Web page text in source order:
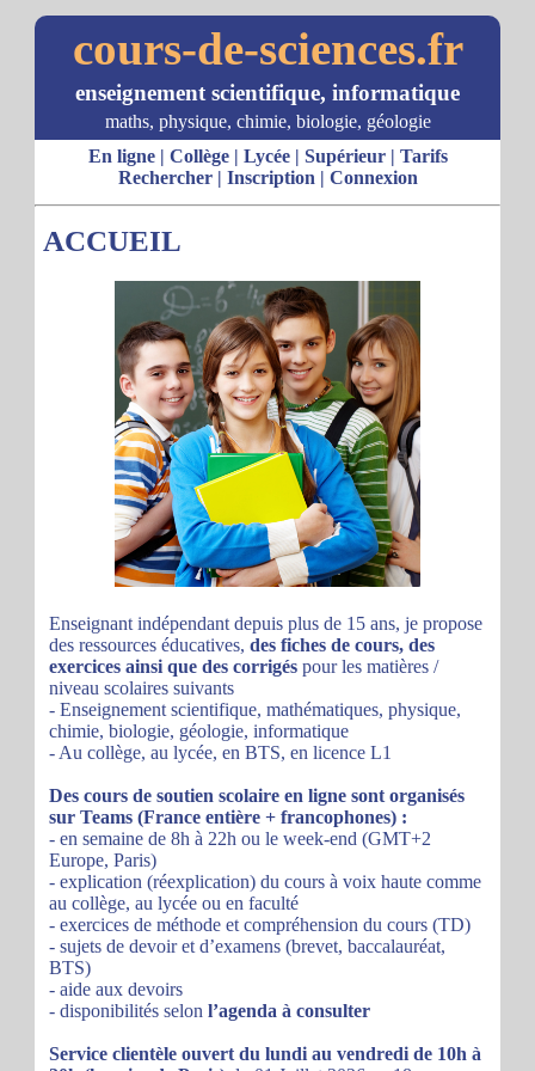
cours-de-sciences.fr
enseignement scientifique, informatique
maths, physique, chimie, biologie, géologie
En ligne| Collège| Lycée| Supérieur| Tarifs
Rechercher| Inscription | Connexion
ACCUEIL
Enseignant indépendant depuis plus de 15 ans, je propose
des ressources éducatives, des fiches de cours, des
exercices ainsi que des corrigés pour les matières /
niveau scolaires suivants
- Enseignement scientifique, mathématiques, physique,
chimie, biologie, géologie, informatique
- Au collège, au lycée, en BTS, en licence L1
Des cours de soutien scolaire en ligne sont organisés
sur Teams (France entière + francophones) :
- en semaine de 8h à 22h ou le week-end (GMT+2
Europe, Paris)
- explication (réexplication) du cours à voix haute comme
au collège, au lycée ou en faculté
- exercices de méthode et compréhension du cours (TD)
- sujets de devoir et d’examens (brevet, baccalauréat,
BTS)
- aide aux devoirs
- disponibilités selon l’agenda à consulter
Service clientèle ouvert du lundi au vendredi de 10h à